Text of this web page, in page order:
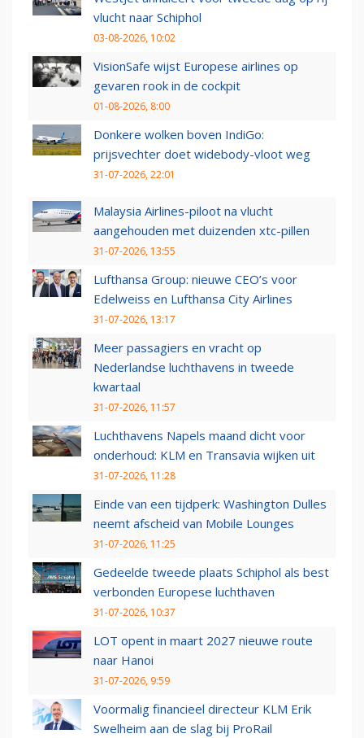
vlucht naar Schiphol
03-08-2026, 10:02
VisionSafe wijst Europese airlines op
gevaren rook in de cockpit
01-08-2026, 8:00
Donkere wolken boven IndiGo:
prijsvechter doet widebody-vloot weg
31-07-2026, 22:01
Malaysia Airlines-piloot na vlucht
aangehouden met duizenden xtc-pillen
31-07-2026, 13:55
Lufthansa Group: nieuwe CEO’s voor
Edelweiss en Lufthansa City Airlines
31-07-2026, 13:17
Meer passagiers en vracht op
Nederlandse luchthavens in tweede
kwartaal
31-07-2026, 11:57
Luchthavens Napels maand dicht voor
onderhoud: KLM en Transavia wijken uit
31-07-2026, 11:28
Einde van een tijdperk: Washington Dulles
neemt afscheid van Mobile Lounges
31-07-2026, 11:25
Gedeelde tweede plaats Schiphol als best
verbonden Europese luchthaven
31-07-2026, 10:37
LOT opent in maart 2027 nieuwe route
naar Hanoi
31-07-2026, 9:59
Voormalig financieel directeur KLM Erik
Swelheim aan de slag bij ProRail